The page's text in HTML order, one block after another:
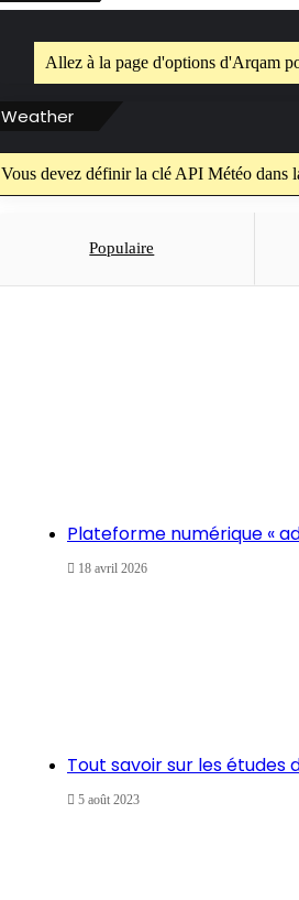
Allez à la page d'options d'Arqam
Weather
Vous devez définir la clé API Météo dans
Populaire
Plateforme numérique «
18 avril 2026
Tout savoir sur les études
5 août 2023